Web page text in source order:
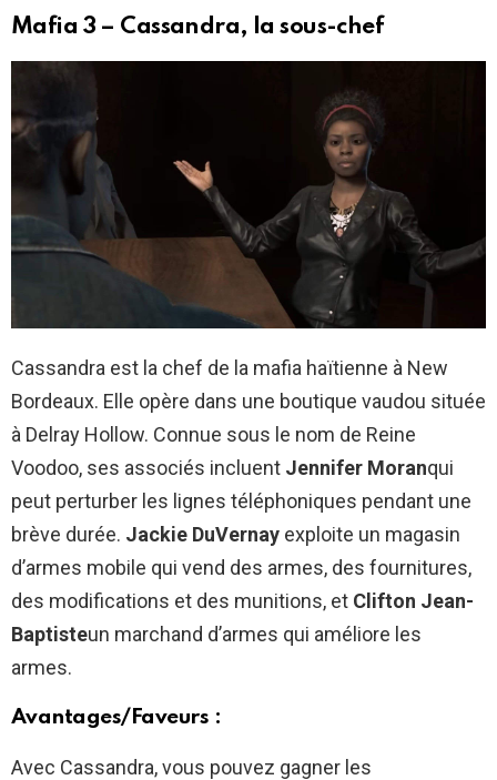
Mafia 3 – Cassandra, la sous-chef
Cassandra est la chef de la mafia haïtienne à New
Bordeaux. Elle opère dans une boutique vaudou située
à Delray Hollow. Connue sous le nom de Reine
Voodoo, ses associés incluent Jennifer Moranqui
peut perturber les lignes téléphoniques pendant une
brève durée. Jackie DuVernay exploite un magasin
d’armes mobile qui vend des armes, des fournitures,
des modifications et des munitions, et Clifton Jean-
Baptisteun marchand d’armes qui améliore les
armes.
Avantages/Faveurs :
Avec Cassandra, vous pouvez gagner les